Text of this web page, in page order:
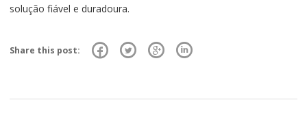
solução fiável e duradoura.
Share this post: